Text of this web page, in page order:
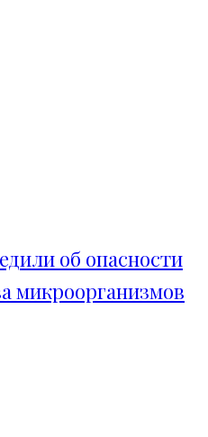
об опасности
микроорганизмов